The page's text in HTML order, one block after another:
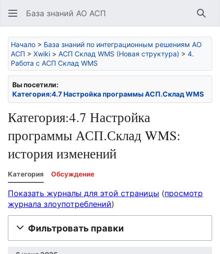
База знаний АО АСП
Начало > База знаний по интеграционным решениям АО
АСП > Xwiki > АСП Склад WMS (Новая структура) > 4.
Работа с АСП Склад WMS
Вы посетили:
Категория:4.7 Настройка программы АСП.Склад WMS
Категория:4.7 Настройка
программы АСП.Склад WMS:
история изменений
Категория Обсуждение
Показать журналы для этой страницы (просмотр
журнала злоупотреблений)
Фильтровать правки